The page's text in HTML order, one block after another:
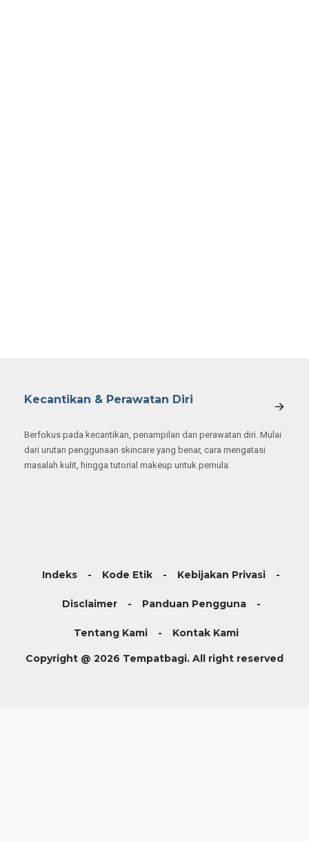
Kecantikan & Perawatan Diri
Berfokus pada kecantikan, penampilan dan perawatan diri. Mulai
dari urutan penggunaan skincare yang benar, cara mengatasi
masalah kulit, hingga tutorial makeup untuk pemula.
Indeks Kode Etik Kebijakan Privasi
Disclaimer Panduan Pengguna
Tentang Kami Kontak Kami
Copyright @ 2026 Tempatbagi. All right reserved